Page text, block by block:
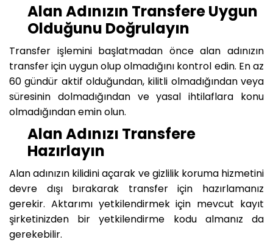
Alan Adınızın Transfere Uygun
Olduğunu Doğrulayın
Transfer işlemini başlatmadan önce alan adınızın
transfer için uygun olup olmadığını kontrol edin. En az
60 gündür aktif olduğundan, kilitli olmadığından veya
süresinin dolmadığından ve yasal ihtilaflara konu
olmadığından emin olun.
Alan Adınızı Transfere
Hazırlayın
Alan adınızın kilidini açarak ve gizlilik koruma hizmetini
devre dışı bırakarak transfer için hazırlamanız
gerekir. Aktarımı yetkilendirmek için mevcut kayıt
şirketinizden bir yetkilendirme kodu almanız da
gerekebilir.